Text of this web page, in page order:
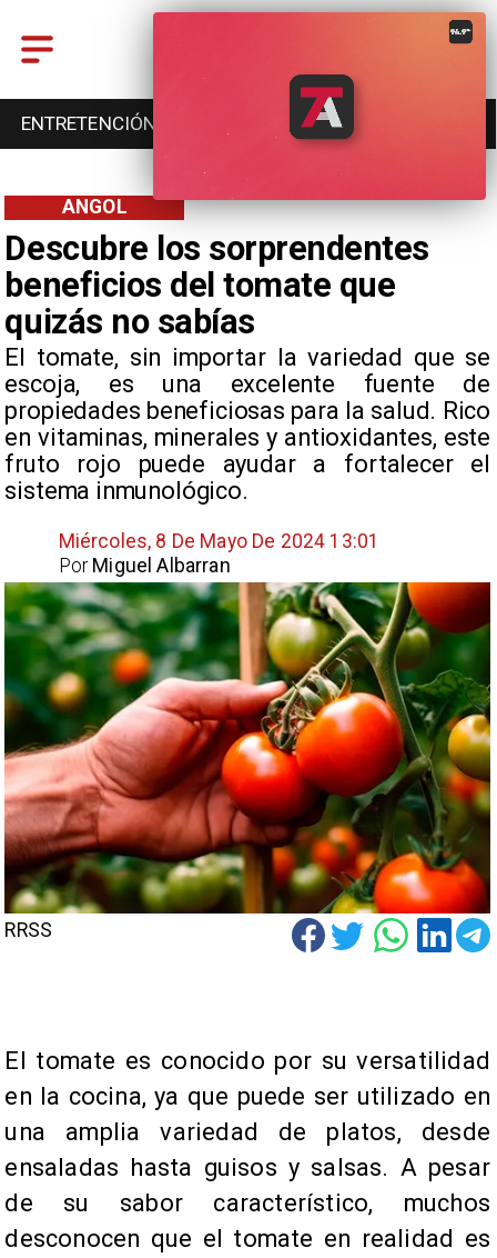
ENTRETENCIÓN
Descubre los sorprendentes
beneficios del tomate que
quizás no sabías
El tomate, sin importar la variedad que se
escoja, es una excelente fuente de
propiedades beneficiosas para la salud. Rico
en vitaminas, minerales y antioxidantes, este
fruto rojo puede ayudar a fortalecer el
sistema inmunológico.
ANGOL
Miércoles, 8 De Mayo De 2024 13:01
Miguel Albarran
Por
RRSS
El tomate es conocido por su versatilidad
en la cocina, ya que puede ser utilizado en
una amplia variedad de platos, desde
ensaladas hasta guisos y salsas. A pesar
de su sabor característico, muchos
desconocen que el tomate en realidad es